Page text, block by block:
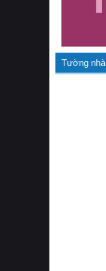
Tường nhà